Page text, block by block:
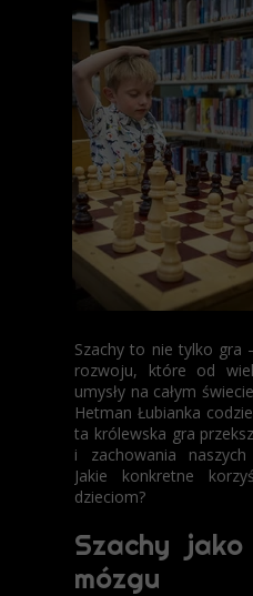
Szachy to nie tylko gra
rozwoju, które od
umysły na całym
Hetman Łubianka
ta królewska gra
i zachowania naszych
Jakie konkretne
dzieciom?
Szachy
mózgu